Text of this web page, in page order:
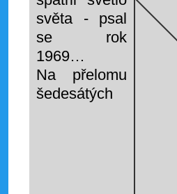
světa - psal
se rok
1969…
Na přelomu
šedesátých